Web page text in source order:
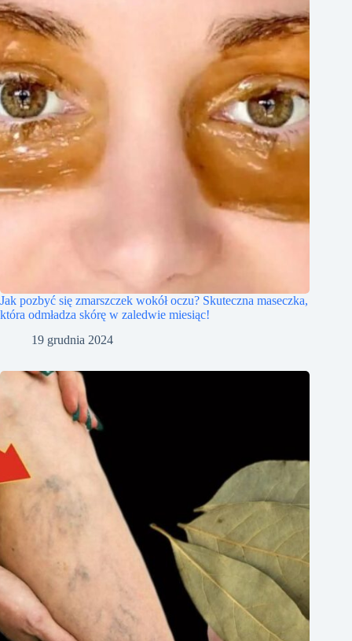
Jak pozbyć się zmarszczek wokół oczu? Skuteczna maseczka,
która odmładza skórę w zaledwie miesiąc!
19 grudnia 2024